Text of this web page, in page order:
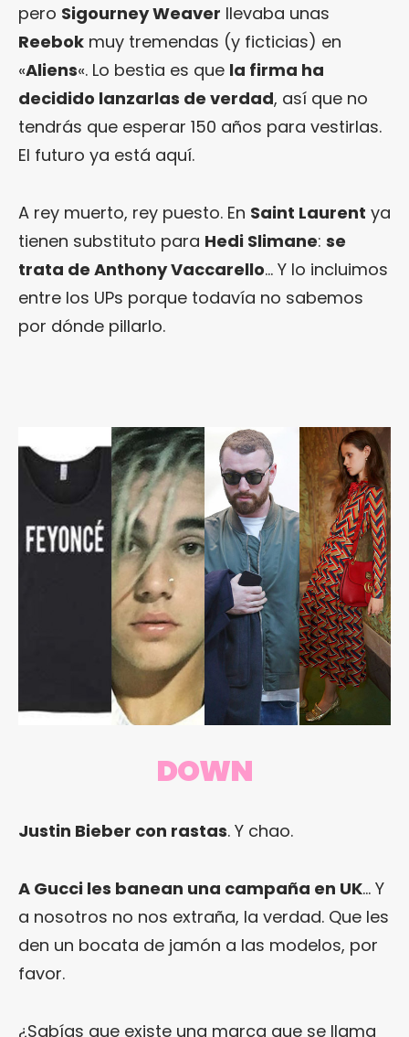
pero Sigourney Weaver llevaba unas
Reebok muy tremendas (y ficticias) en
«Aliens«. Lo bestia es que la firma ha
decidido lanzarlas de verdad, así que no
tendrás que esperar 150 años para vestirlas.
El futuro ya está aquí.
A rey muerto, rey puesto. En Saint Laurent ya
tienen substituto para Hedi Slimane: se
trata de Anthony Vaccarello… Y lo incluimos
entre los UPs porque todavía no sabemos
por dónde pillarlo.
DOWN
Justin Bieber con rastas. Y chao.
A Gucci les banean una campaña en UK… Y
a nosotros no nos extraña, la verdad. Que les
den un bocata de jamón a las modelos, por
favor.
¿Sabías que existe una marca que se llama